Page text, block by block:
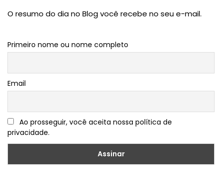
O resumo do dia no Blog você recebe no seu e-mail.
Primeiro nome ou nome completo
Email
Ao prosseguir, você aceita nossa política de
privacidade.